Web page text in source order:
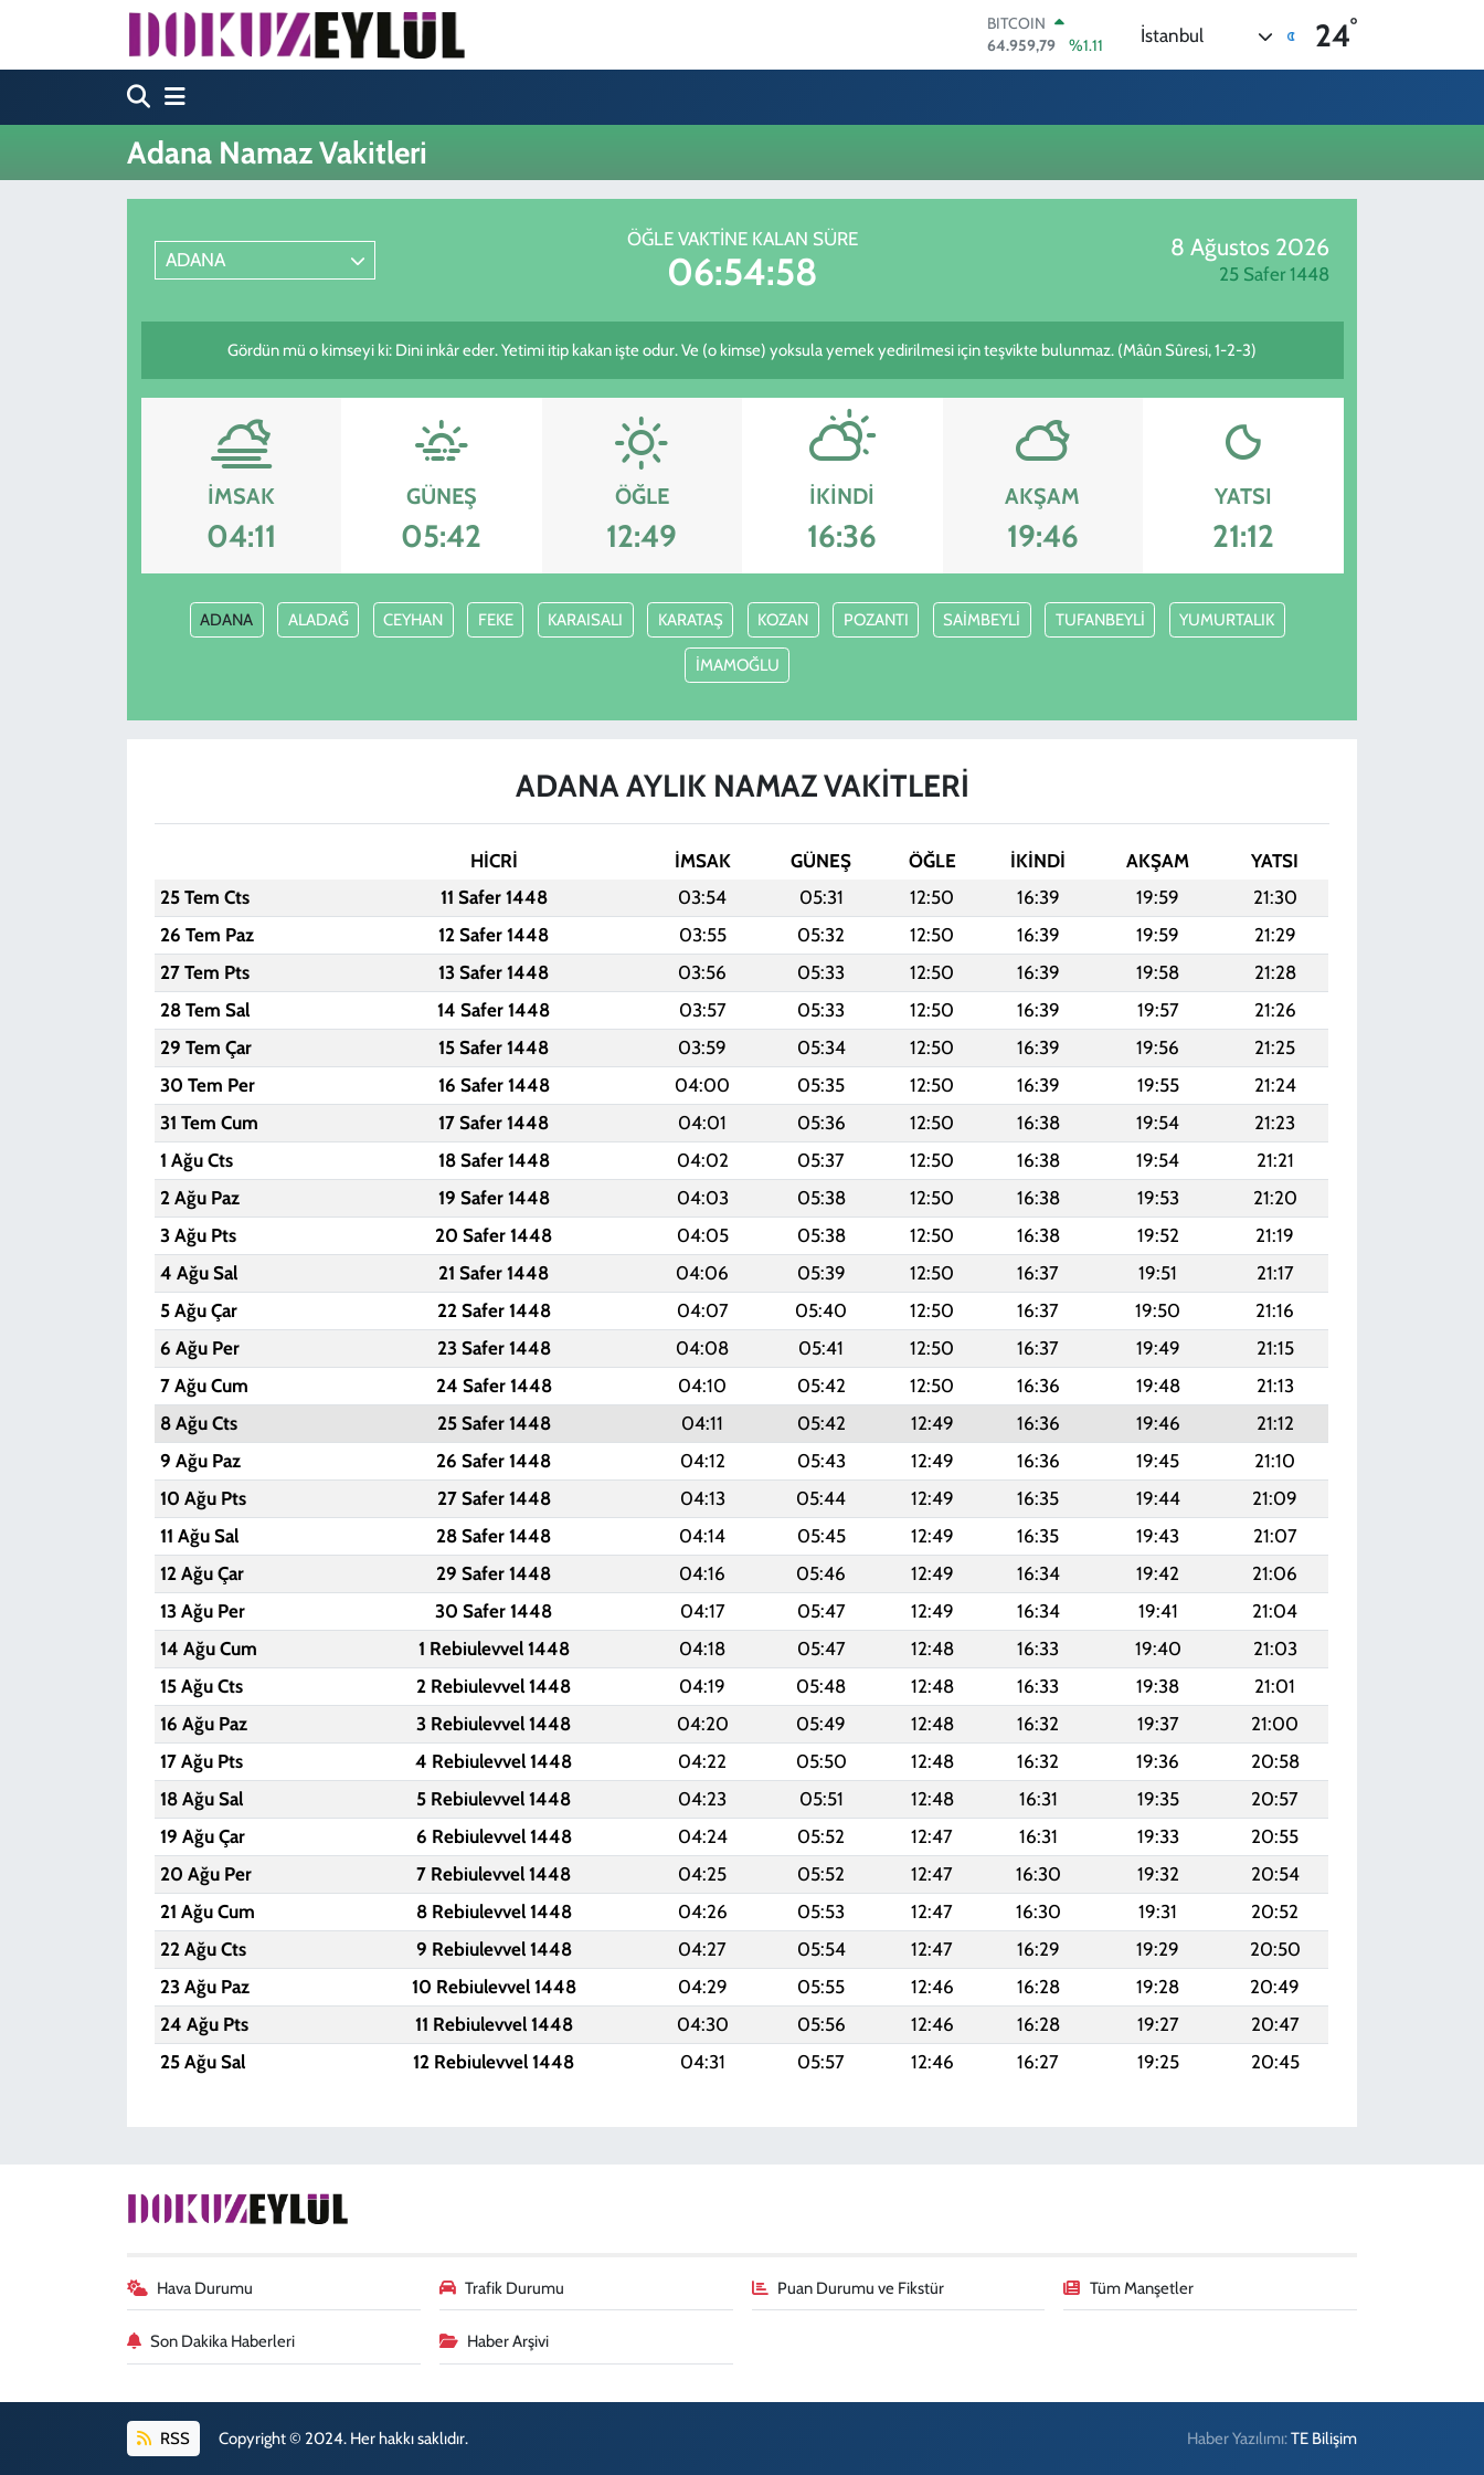
BITCOIN
64.959,79
%1.11
DOLAR
64,4811
%0.38
GRAM ALTIN
İstanbul 24°
Adana Namaz Vakitleri
ADANA
ÖĞLE VAKTINE KALAN SÜRE
06:54:58
8 Ağustos 2026
25 Safer 1448
Gördün mü o kimseyi ki: Dini inkâr eder. Yetimi itip kakan işte odur. Ve (o kimse) yoksula yemek yedirilmesi için teşvikte bulunmaz. (Mâûn Sûresi, 1-2-3)
İMSAK
04:11
GÜNEŞ
05:42
ÖĞLE
12:49
İKINDI
16:36
AKŞAM
19:46
YATSI
21:12
ADANA ALADAĞ CEYHAN FEKE KARAISALI KARATAŞ KOZAN POZANTI SAİMBEYLİ TUFANBEYLİ YUMURTALIK
İMAMOĞLU
ADANA AYLIK NAMAZ VAKITLERI
HİCRİ İMSAK GÜNEŞ ÖĞLE İKINDI AKŞAM
YATSI
25 Tem Cts
11 Safer 1448 03:54 05:31 12:50 16:39 19:59
21:30
26 Tem Paz
12 Safer 1448 03:55 05:32 12:50 16:39 19:59
21:29
27 Tem Pts
13 Safer 1448 03:56 05:33 12:50 16:39 19:58
21:28
28 Tem Sal
14 Safer 1448 03:57 05:33 12:50 16:39 19:57
21:26
29 Tem Çar
15 Safer 1448 03:59 05:34 12:50 16:39 19:56
21:25
30 Tem Per
16 Safer 1448 04:00 05:35 12:50 16:39 19:55
21:24
31 Tem Cum
17 Safer 1448 04:01 05:36 12:50 16:38 19:54
21:23
1 Ağu Cts
18 Safer 1448 04:02 05:37 12:50 16:38 19:54
21:21
2 Ağu Paz
19 Safer 1448 04:03 05:38 12:50 16:38 19:53
21:20
3 Ağu Pts
20 Safer 1448 04:05 05:38 12:50 16:38 19:52
21:19
4 Ağu Sal
21 Safer 1448 04:06 05:39 12:50 16:37 19:51
21:17
5 Ağu Çar
22 Safer 1448 04:07 05:40 12:50 16:37 19:50
21:16
6 Ağu Per
23 Safer 1448 04:08 05:41 12:50 16:37 19:49
21:15
7 Ağu Cum
24 Safer 1448 04:10 05:42 12:50 16:36 19:48
21:13
8 Ağu Cts
25 Safer 1448 04:11 05:42 12:49 16:36 19:46
21:12
9 Ağu Paz
26 Safer 1448 04:12 05:43 12:49 16:36 19:45
21:10
10 Ağu Pts
27 Safer 1448 04:13 05:44 12:49 16:35 19:44
21:09
11 Ağu Sal
28 Safer 1448 04:14 05:45 12:49 16:35 19:43
21:07
12 Ağu Çar
29 Safer 1448 04:16 05:46 12:49 16:34 19:42
21:06
13 Ağu Per
30 Safer 1448 04:17 05:47 12:49 16:34 19:41
21:04
14 Ağu Cum
1 Rebiulevvel 1448 04:18 05:47 12:48 16:33 19:40
21:03
15 Ağu Cts
2 Rebiulevvel 1448 04:19 05:48 12:48 16:33 19:38
21:01
16 Ağu Paz
3 Rebiulevvel 1448 04:20 05:49 12:48 16:32 19:37
21:00
17 Ağu Pts
4 Rebiulevvel 1448 04:22 05:50 12:48 16:32 19:36
20:58
18 Ağu Sal
5 Rebiulevvel 1448 04:23 05:51 12:48 16:31 19:35
20:57
19 Ağu Çar
6 Rebiulevvel 1448 04:24 05:52 12:47 16:31 19:33
20:55
20 Ağu Per
7 Rebiulevvel 1448 04:25 05:52 12:47 16:30 19:32
20:54
21 Ağu Cum
8 Rebiulevvel 1448 04:26 05:53 12:47 16:30 19:31
20:52
22 Ağu Cts
9 Rebiulevvel 1448 04:27 05:54 12:47 16:29 19:29
20:50
23 Ağu Paz
10 Rebiulevvel 1448 04:29 05:55 12:46 16:28 19:28
20:49
24 Ağu Pts
11 Rebiulevvel 1448 04:30 05:56 12:46 16:28 19:27
20:47
25 Ağu Sal
12 Rebiulevvel 1448 04:31 05:57 12:46 16:27 19:25 20:45
Hava Durumu Trafik Durumu Puan Durumu ve Fikstür Tüm Manşetler
Son Dakika Haberleri Haber Arşivi
RSS Copyright © 2024. Her hakkı saklıdır. Haber Yazılımı:TE Bilişim
Hava Durumu
Trafik Durumu
Süper Lig Puan Durumu ve Fikstür
Tüm Manşetler